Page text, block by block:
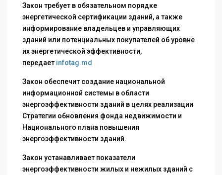
Закон требует в обязательном порядке
энергетической сертификации зданий, а также
информирование владельцев и управляющих
зданий или потенциальных покупателей об уровне
их энергетической эффективности,
передает infotag.md
Закон обеспечит создание национальной
информационной системы в области
энергоэффективности зданий в целях реализации
Стратегии обновления фонда недвижимости и
Национального плана повышения
энергоэффективности зданий.
Закон устанавливает показатели
энергоэффективности жилых и нежилых зданий с